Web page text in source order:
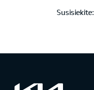
Susisiekite: